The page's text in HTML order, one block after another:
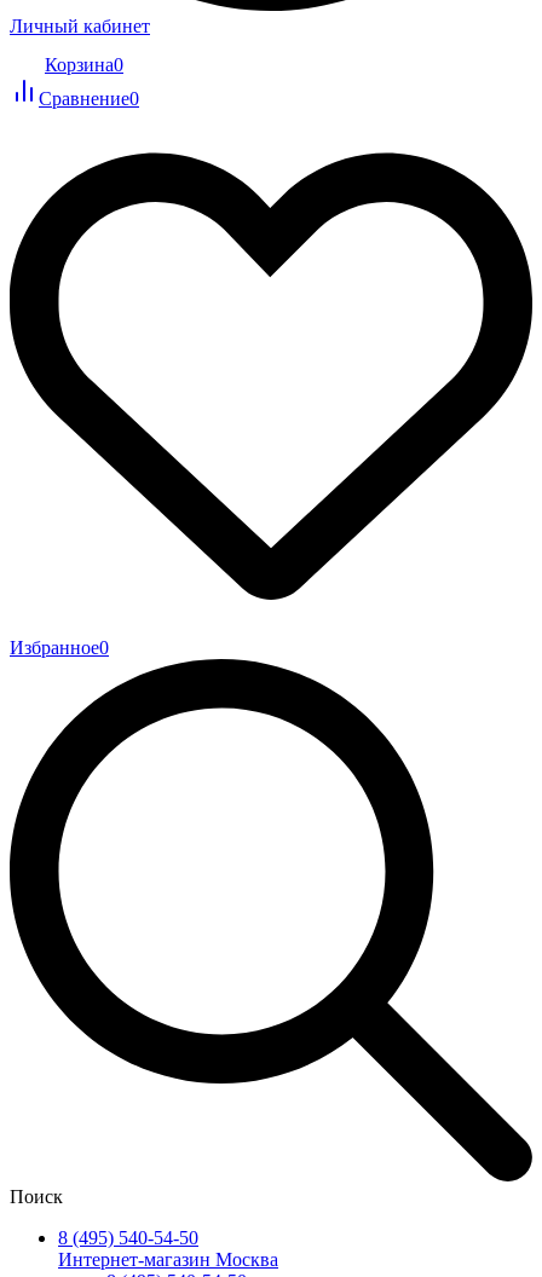
Личный кабинет
Корзина0
Сравнение0
Избранное0
Поиск
8 (495) 540-54-50
Интернет-магазин Москва